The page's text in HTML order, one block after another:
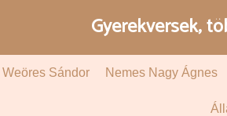
Gyerekversek,
Weöres Sándor Nemes Nagy Ágnes